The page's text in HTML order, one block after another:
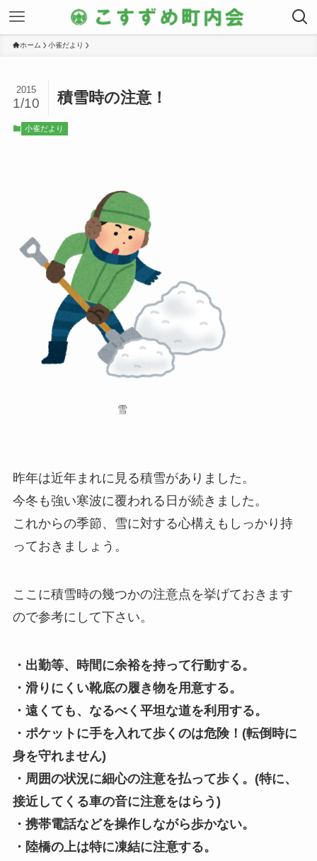
ホーム 小雀だより
積雪時の注意！
2015
1/10
小雀だより
雪
昨年は近年まれに見る積雪がありました。
今冬も強い寒波に覆われる日が続きました。
これからの季節、雪に対する心構えもしっかり持
っておきましょう。
ここに積雪時の幾つかの注意点を挙げておきます
ので参考にして下さい。
・出勤等、時間に余裕を持って行動する。
・滑りにくい靴底の履き物を用意する。
・遠くても、なるべく平坦な道を利用する。
・ポケットに手を入れて歩くのは危険！(転倒時に
身を守れません)
・周囲の状況に細心の注意を払って歩く。(特に、
接近してくる車の音に注意をはらう)
・携帯電話などを操作しながら歩かない。
・陸橋の上は特に凍結に注意する。